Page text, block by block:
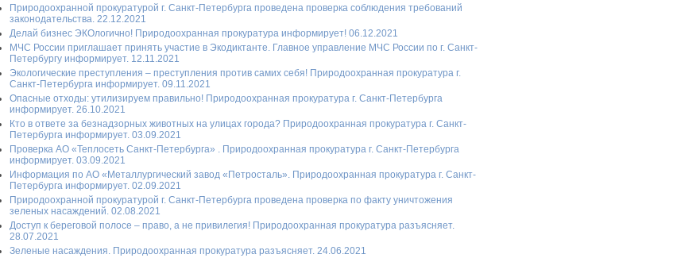
Природоохранной прокуратурой г. Санкт-Петербурга проведена проверка соблюдения требований
законодательства. 22.12.2021
Делай бизнес ЭКОлогично! Природоохранная прокуратура информирует! 06.12.2021
МЧС России приглашает принять участие в Экодиктанте. Главное управление МЧС России по г. Санкт-
Петербургу информирует. 12.11.2021
Экологические преступления – преступления против самих себя! Природоохранная прокуратура г.
Санкт-Петербурга информирует. 09.11.2021
Опасные отходы: утилизируем правильно! Природоохранная прокуратура г. Санкт-Петербурга
информирует. 26.10.2021
Кто в ответе за безнадзорных животных на улицах города? Природоохранная прокуратура г. Санкт-
Петербурга информирует. 03.09.2021
Проверка АО «Теплосеть Санкт-Петербурга» . Природоохранная прокуратура г. Санкт-Петербурга
информирует. 03.09.2021
Информация по АО «Металлургический завод «Петросталь». Природоохранная прокуратура г. Санкт-
Петербурга информирует. 02.09.2021
Природоохранной прокуратурой г. Санкт-Петербурга проведена проверка по факту уничтожения
зеленых насаждений. 02.08.2021
Доступ к береговой полосе – право, а не привилегия! Природоохранная прокуратура разъясняет.
28.07.2021
Зеленые насаждения. Природоохранная прокуратура разъясняет. 24.06.2021